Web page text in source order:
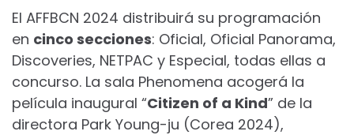
El AFFBCN 2024 distribuirá su programación
en cinco secciones: Oficial, Oficial Panorama,
Discoveries, NETPAC y Especial, todas ellas a
concurso. La sala Phenomena acogerá la
película inaugural “Citizen of a Kind” de la
directora Park Young-ju (Corea 2024),